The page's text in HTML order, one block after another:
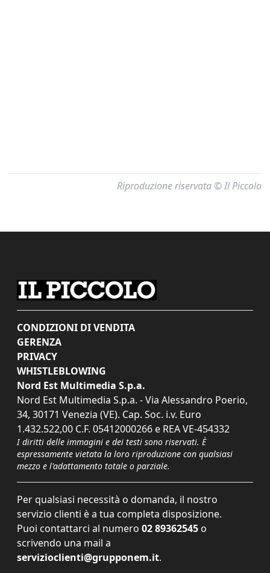
Riproduzione riservata © Il Piccolo
CONDIZIONI DI VENDITA
GERENZA
PRIVACY
WHISTLEBLOWING
Nord Est Multimedia S.p.a.
Nord Est Multimedia S.p.a. - Via Alessandro Poerio,
34, 30171 Venezia (VE). Cap. Soc. i.v. Euro
1.432.522,00 C.F. 05412000266 e REA VE-454332
I diritti delle immagini e dei testi sono riservati. È
espressamente vietata la loro riproduzione con qualsiasi
mezzo e l'adattamento totale o parziale.
Per qualsiasi necessità o domanda, il nostro
servizio clienti è a tua completa disposizione.
Puoi contattarci al numero 02 89362545 o
scrivendo una mail a
servizioclienti@grupponem.it.